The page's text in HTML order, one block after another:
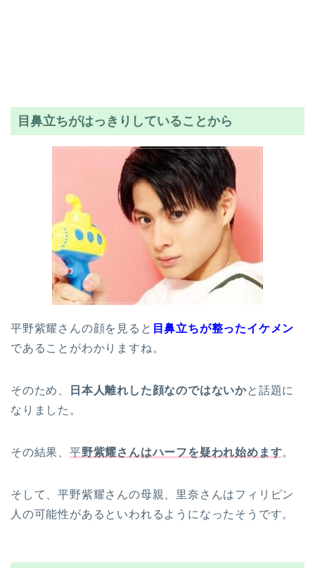
目鼻立ちがはっきりしていることから
平野紫耀さんの顔を見ると 目鼻立ちが整ったイケメン
であることがわかりますね。
そのため、 日本人離れした顔なのではないかと話題に
なりました。
その結果、 平野紫耀さんはハーフを疑われ始めます。
そして、平野紫耀さんの母親、里奈さんはフィリピン
人の可能性があるといわれるようになったそうです。